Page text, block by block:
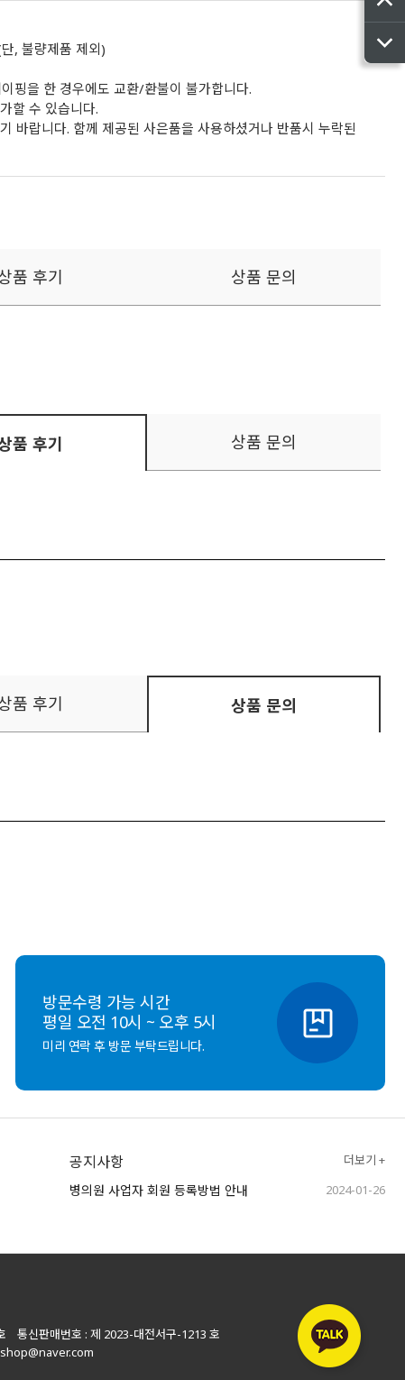
, 불량제품 제외)
핑을 한 경우에도 교환/환불이 불가합니다.
할 수 있습니다.
바랍니다. 함께 제공된 사은품을 사용하셨거나 반품시 누락된
품 후기 상품 문의
품 후기 상품 문의
품 후기 상품 문의
방문수령 가능 시간
평일 오전 10시 ~ 오후 5시
미리 연락 후 방문 부탁드립니다.
공지사항 더보기 +
병의원 사업자 회원 등록방법 안내 2024-01-26
통신판매번호 : 제 2023-대전서구-1213 호